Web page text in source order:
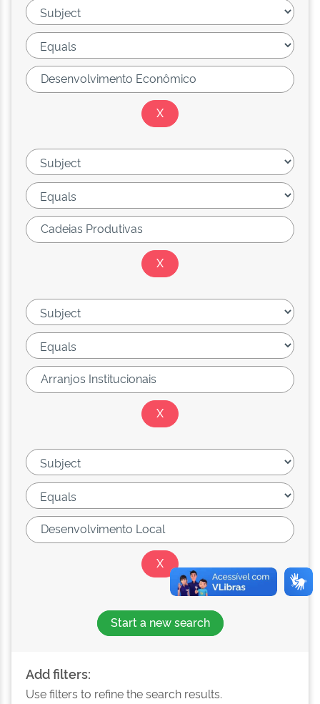
Start a new search
Add filters:
Use filters to refine the search results.